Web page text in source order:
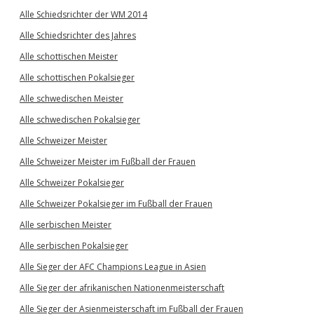
Alle Schiedsrichter der WM 2014
Alle Schiedsrichter des Jahres
Alle schottischen Meister
Alle schottischen Pokalsieger
Alle schwedischen Meister
Alle schwedischen Pokalsieger
Alle Schweizer Meister
Alle Schweizer Meister im Fußball der Frauen
Alle Schweizer Pokalsieger
Alle Schweizer Pokalsieger im Fußball der Frauen
Alle serbischen Meister
Alle serbischen Pokalsieger
Alle Sieger der AFC Champions League in Asien
Alle Sieger der afrikanischen Nationenmeisterschaft
Alle Sieger der Asienmeisterschaft im Fußball der Frauen